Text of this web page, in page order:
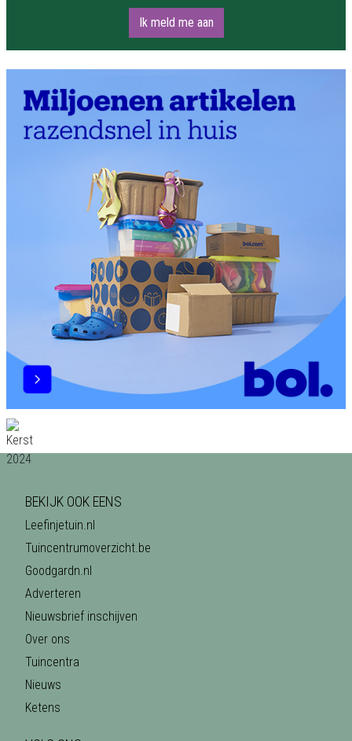
Ik meld me aan
BEKIJK OOK EENS
Leefinjetuin.nl
Tuincentrumoverzicht.be
Goodgardn.nl
Adverteren
Nieuwsbrief inschijven
Over ons
Tuincentra
Nieuws
Ketens